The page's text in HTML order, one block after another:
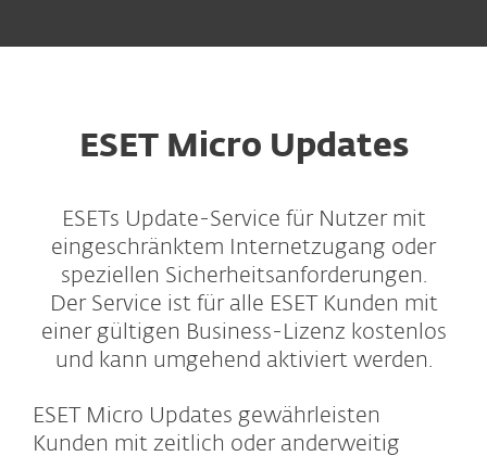
ESET Micro Updates
ESETs Update-Service für Nutzer mit
eingeschränktem Internetzugang oder
speziellen Sicherheitsanforderungen.
Der Service ist für alle ESET Kunden mit
einer gültigen Business-Lizenz kostenlos
und kann umgehend aktiviert werden.
ESET Micro Updates gewährleisten
Kunden mit zeitlich oder anderweitig